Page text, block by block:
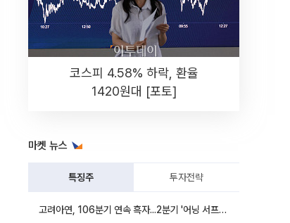
코스피 4.58% 하락, 환율
1420원대 [포토]
마켓 뉴스
특징주 투자전략
고려아연, 106분기 연속 흑자...2분기 '어닝 서프라이즈'에 장 초반 12%대 강세